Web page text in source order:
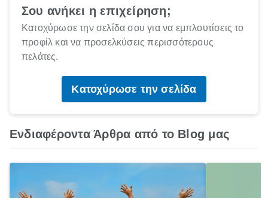
Σου ανήκει η επιχείρηση;
Κατοχύρωσε την σελίδα σου για να εμπλουτίσεις το
προφίλ και να προσελκύσεις περισσότερους
πελάτες.
Κατοχύρωσε την σελίδα
Ενδιαφέροντα Άρθρα από το Blog μας